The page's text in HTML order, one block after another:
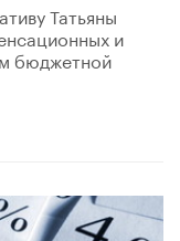
Татьяны
и
бюджетной